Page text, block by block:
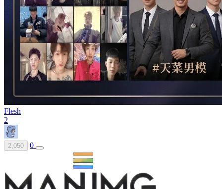
Flesh
2
2,050 0